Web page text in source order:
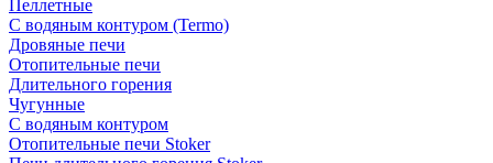
Пеллетные
С водяным контуром (Termo)
Дровяные печи
Отопительные печи
Длительного горения
Чугунные
C водяным контуром
Отопительные печи Stoker